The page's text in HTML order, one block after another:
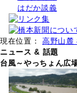
はだか談義
現在位置： 高野山麓
ニュース & 話題
台風～やっちょん広